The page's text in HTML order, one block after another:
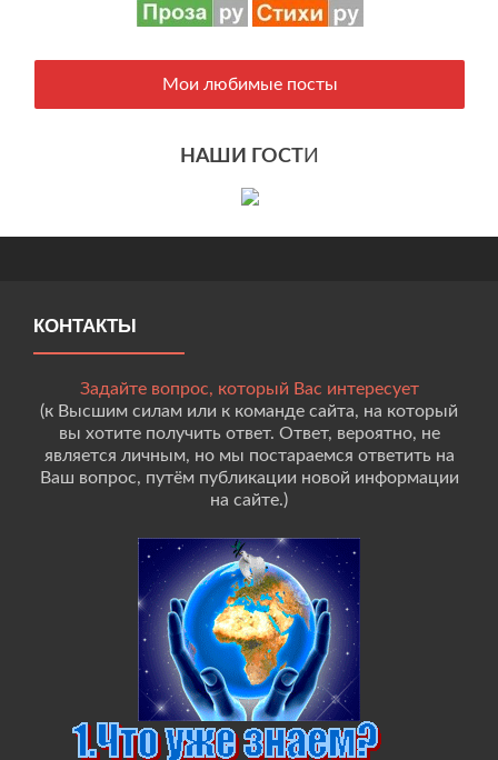
Мои любимые посты
НАШИ ГОСТИ
КОНТАКТЫ
Задайте вопрос, который Вас интересует
(к Высшим силам или к команде сайта, на который
вы хотите получить ответ. Ответ, вероятно, не
является личным, но мы постараемся ответить на
Ваш вопрос, путём публикации новой информации
на сайте.)